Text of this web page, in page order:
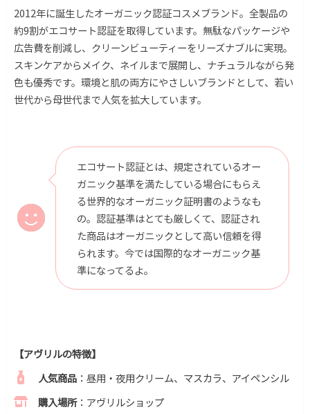
2012年に誕生したオーガニック認証コスメブランド。全製品の
約9割がエコサート認証を取得しています。無駄なパッケージや
広告費を削減し、クリーンビューティーをリーズナブルに実現。
スキンケアからメイク、ネイルまで展開し、ナチュラルながら発
色も優秀です。環境と肌の両方にやさしいブランドとして、若い
世代から母世代まで人気を拡大しています。
エコサート認証とは、規定されているオー
ガニック基準を満たしている場合にもらえ
る世界的なオーガニック証明書のようなも
の。認証基準はとても厳しくて、認証され
た商品はオーガニックとして高い信頼を得
られます。今では国際的なオーガニック基
準になってるよ。
【アヴリルの特徴】
人気商品 ：昼用・夜用クリーム、マスカラ、アイペンシル
購入場所：アヴリルショップ